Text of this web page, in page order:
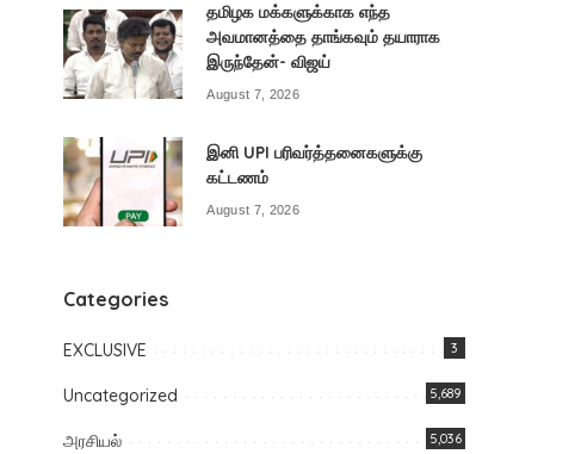
தமிழக மக்களுக்காக எந்த
அவமானத்தை தாங்கவும் தயாராக
இருந்தேன்- விஜய்
August 7, 2026
இனி UPI பரிவர்த்தனைகளுக்கு
கட்டணம்
August 7, 2026
Categories
EXCLUSIVE 3
Uncategorized 5,689
அரசியல் 5,036